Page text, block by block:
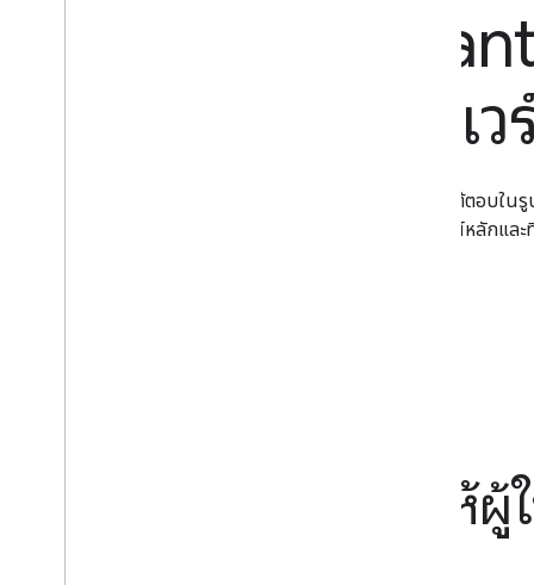
Google
นักพัฒนาซอฟต์แว
รู้เท่าทันการเปลี่ยนแปลงพฤติกรรมของผู้ใช้และสร้างการโต้ตอบใน
เหลือเชิงรุกไปจนถึงการมีส่วนร่วมแบบแฮนด์ฟรีในอุปกรณ์หลักแล
ผู้ช่วยอัจฉริยะที่ช่วยให้